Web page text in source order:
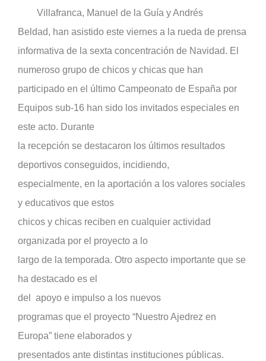
Villafranca, Manuel de la Guía y Andrés
Beldad, han asistido este viernes a la rueda de prensa
informativa de la sexta concentración de Navidad. El
numeroso grupo de chicos y chicas que han
participado en el último Campeonato de España por
Equipos sub-16 han sido los invitados especiales en
este acto. Durante
la recepción se destacaron los últimos resultados
deportivos conseguidos, incidiendo,
especialmente, en la aportación a los valores sociales
y educativos que estos
chicos y chicas reciben en cualquier actividad
organizada por el proyecto a lo
largo de la temporada. Otro aspecto importante que se
ha destacado es el
del
apoyo e impulso a los nuevos
programas que el proyecto “Nuestro Ajedrez en
Europa” tiene elaborados y
presentados ante distintas instituciones públicas.